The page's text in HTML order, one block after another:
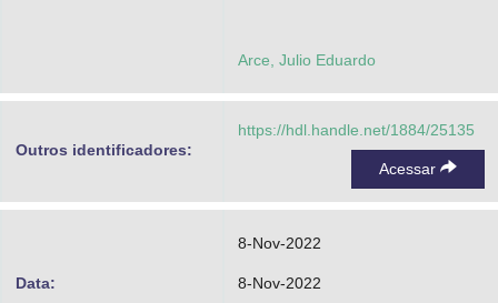
Arce, Julio Eduardo
Outros identificadores:
https://hdl.handle.net/1884/25135
Acessar
Data:
8-Nov-2022
8-Nov-2022